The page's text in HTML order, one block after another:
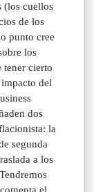
(los cuellos
de los
punto cree
los
tener cierto
del
dos
la
segunda
a los